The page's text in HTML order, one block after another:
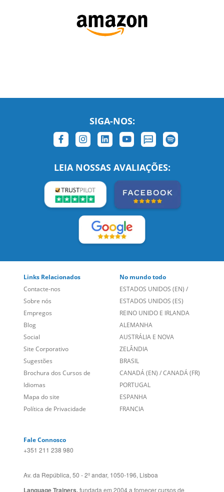
SIGA-NOS:
LEIA NOSSAS AVALIAÇÕES:
Links Relacionados
Contacte-nos
Sobre nós
Empregos
Blog
Social
Site Corporativo
Sugestões
Brochura dos Cursos de
Idiomas
Mapa do site
Política de Privacidade
No mundo todo
ESTADOS UNIDOS (EN) /
ESTADOS UNIDOS (ES)
REINO UNIDO E IRLANDA
ALEMANHA
AUSTRÁLIA E NOVA
ZELÂNDIA
BRASIL
CANADÁ (EN) /CANADÁ (FR)
PORTUGAL
ESPANHA
FRANCIA
Fale Connosco
+351 211 238 980
Av. da República, 50 - 2º andar, 1050-196, Lisboa
Language Trainers,fundada em 2004 a fornecer cursos de